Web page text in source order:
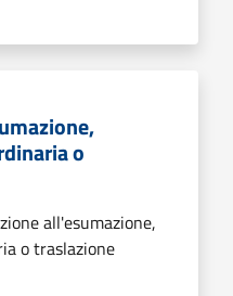
o
all'esumazione,
o traslazione